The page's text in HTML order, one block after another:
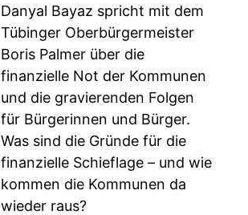
Danyal Bayaz spricht mit dem
Tübinger Oberbürgermeister
Boris Palmer über die
finanzielle Not der Kommunen
und die gravierenden Folgen
für Bürgerinnen und Bürger.
Was sind die Gründe für die
finanzielle Schieflage – und wie
kommen die Kommunen da
wieder raus?